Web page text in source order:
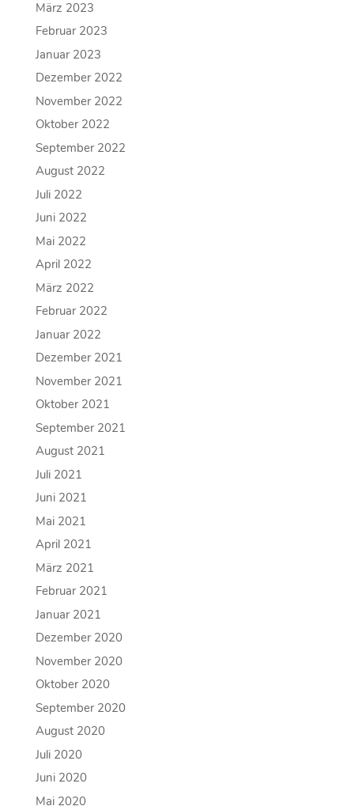
März 2023
Februar 2023
Januar 2023
Dezember 2022
November 2022
Oktober 2022
September 2022
August 2022
Juli 2022
Juni 2022
Mai 2022
April 2022
März 2022
Februar 2022
Januar 2022
Dezember 2021
November 2021
Oktober 2021
September 2021
August 2021
Juli 2021
Juni 2021
Mai 2021
April 2021
März 2021
Februar 2021
Januar 2021
Dezember 2020
November 2020
Oktober 2020
September 2020
August 2020
Juli 2020
Juni 2020
Mai 2020